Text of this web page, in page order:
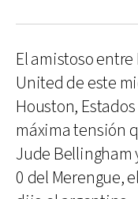
El amistoso
United de este
Houston,
máxima tensión
Jude Bellingham
0 del Merengue,